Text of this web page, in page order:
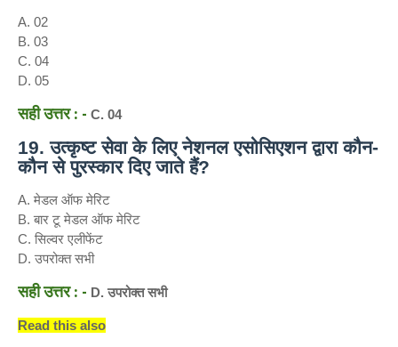
A. 02
B. 03
C. 04
D. 05
सही उत्तर : - C. 04
19. उत्कृष्ट सेवा के लिए नेशनल एसोसिएशन द्वारा कौन-
कौन से पुरस्कार दिए जाते हैं?
A. मेडल ऑफ मेरिट
B. बार टू मेडल ऑफ मेरिट
C. सिल्वर एलीफेंट
D. उपरोक्त सभी
सही उत्तर : - D. उपरोक्त सभी
Read this also